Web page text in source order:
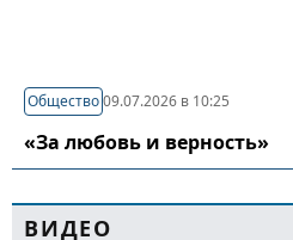
Общество09.07.2026 в 10:25
«За любовь и верность»
ВИДЕО